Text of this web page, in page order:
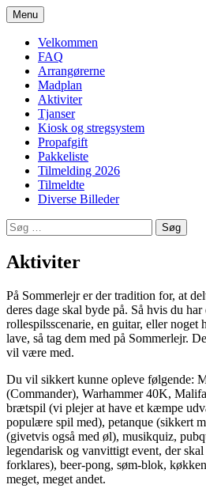
Hop
til
indhold
Sommerlejr
Menu
Velkommen
FAQ
Arrangørerne
Madplan
Aktiviter
Tjanser
Kiosk og stregsystem
Propafgift
Pakkeliste
Tilmelding 2026
Tilmeldte
Diverse Billeder
Søg
efter:
Aktiviter
På Sommerlejr er der tradition for, at
deres dage skal byde på. Så hvis du
rollespilsscenarie, en guitar, eller noget
lave, så tag dem med på Sommerlejr.
vil være med.
Du vil sikkert kunne opleve følgende:
(Commander), Warhammer 40K,
brætspil (vi plejer at have et kæmpe
populære spil med), petanque (sikkert
(givetvis også med øl), musikquiz,
legendarisk og vanvittigt event, der
forklares), beer-pong, søm-blok,
meget, meget andet.